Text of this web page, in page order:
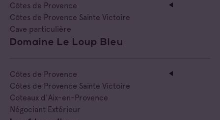
Côtes de Provence
Côtes de Provence Sainte Victoire
Cave particulière
Domaine Le Loup Bleu
Côtes de Provence
Côtes de Provence Sainte Victoire
Coteaux d'Aix-en-Provence
Négociant Extérieur